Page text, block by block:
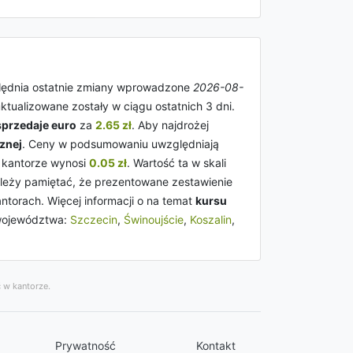
ostatnie zmiany wprowadzone 2026-08-
zostały w ciągu ostatnich 3 dni.
euro za 2.65 zł. Aby najdrożej
. Ceny w podsumowaniu uwzględniają
wynosi 0.05 zł. Wartość ta w skali
pamiętać, że prezentowane zestawienie
Więcej informacji o na temat kursu
Szczecin, Świnoujście, Koszalin,
w kantorze.
Prywatność Kontakt